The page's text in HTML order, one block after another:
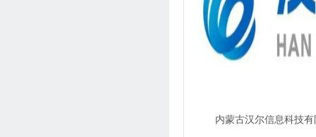
内蒙古汉尔信息科技